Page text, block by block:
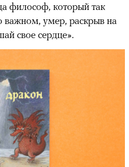
философ, который так
важном, умер, раскрыв на
свое сердце».